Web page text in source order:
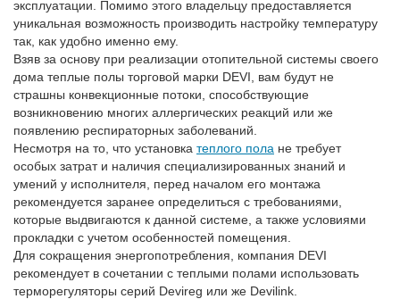
эксплуатации. Помимо этого владельцу предоставляется
уникальная возможность производить настройку температуру
так, как удобно именно ему.
Взяв за основу при реализации отопительной системы своего
дома теплые полы торговой марки DEVI, вам будут не
страшны конвекционные потоки, способствующие
возникновению многих аллергических реакций или же
появлению респираторных заболеваний.
Несмотря на то, что установка теплого пола не требует
особых затрат и наличия специализированных знаний и
умений у исполнителя, перед началом его монтажа
рекомендуется заранее определиться с требованиями,
которые выдвигаются к данной системе, а также условиями
прокладки с учетом особенностей помещения.
Для сокращения энергопотребления, компания DEVI
рекомендует в сочетании с теплыми полами использовать
терморегуляторы серий Devireg или же Devilink.